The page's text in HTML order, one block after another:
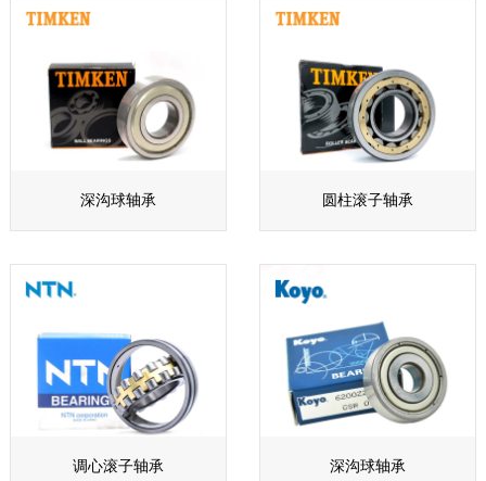
深沟球轴承 圆柱滚子轴承
调心滚子轴承 深沟球轴承